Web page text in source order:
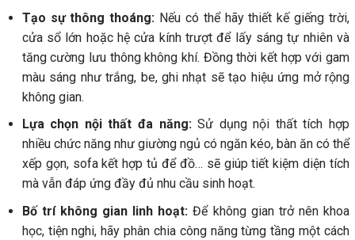
Tạo sự thông thoáng: Nếu có thể hãy thiết kế giếng trời,
cửa sổ lớn hoặc hệ cửa kính trượt để lấy sáng tự nhiên và
tăng cường lưu thông không khí. Đồng thời kết hợp với gam
màu sáng như trắng, be, ghi nhạt sẽ tạo hiệu ứng mở rộng
không gian.
Lựa chọn nội thất đa năng:Sử dụng nội thất tích hợp
nhiều chức năng như giường ngủ có ngăn kéo, bàn ăn có thể
xếp gọn, sofa kết hợp tủ để đồ… sẽ giúp tiết kiệm diện tích
mà vẫn đáp ứng đầy đủ nhu cầu sinh hoạt.
Bố trí không gian linh hoạt: Để không gian trở nên khoa
học, tiện nghi, hãy phân chia công năng từng tầng một cách